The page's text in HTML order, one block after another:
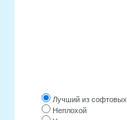
Лучший из софтовых
Неплохой